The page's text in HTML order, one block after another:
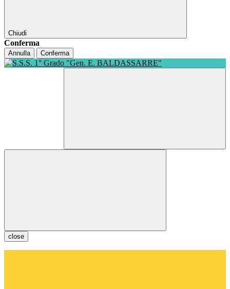
Chiudi
Conferma
Annulla Conferma
close